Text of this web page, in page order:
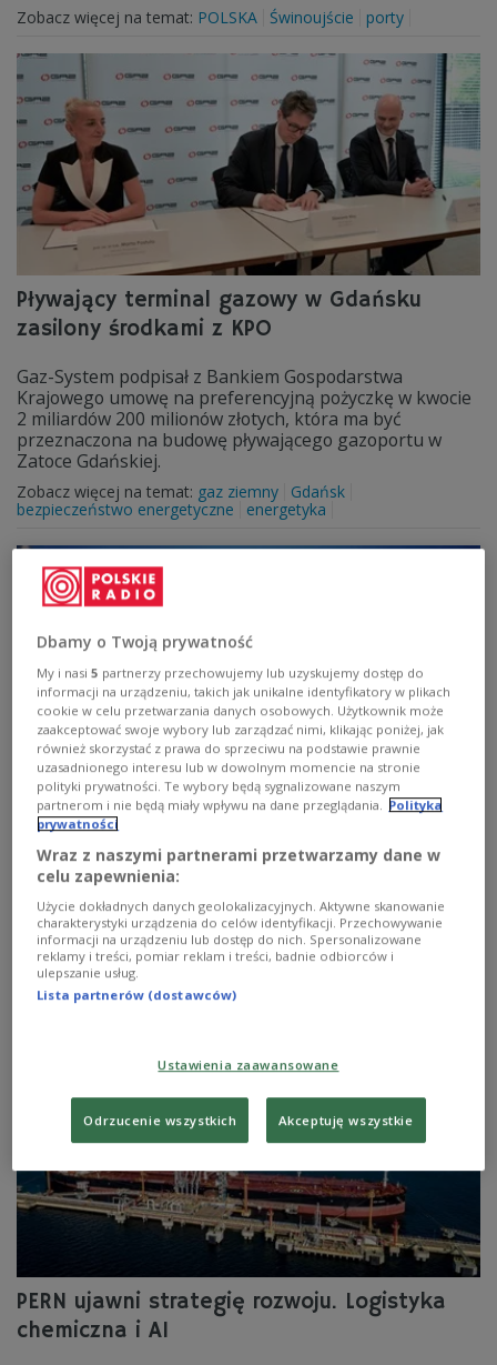
Zobacz więcej na temat: POLSKA Świnoujście porty
Pływający terminal gazowy w Gdańsku
zasilony środkami z KPO
Gaz-System podpisał z Bankiem Gospodarstwa
Krajowego umowę na preferencyjną pożyczkę w kwocie
2 miliardów 200 milionów złotych, która ma być
przeznaczona na budowę pływającego gazoportu w
Zatoce Gdańskiej.
Zobacz więcej na temat: gaz ziemny
Gdańsk
bezpieczeństwo energetyczne
energetyka
Jest zielone światło na rozbudowę
terminalu w Świnoujściu
Jest decyzja lokalizacyjna dla terminalu kontenerowego
w Świnoujściu - poinformował na portalu X wiceminister
infrastruktury Arkadiusz Marchewka. Jak zaznaczył, "to
kolejny krok przybliżający nas do cumowania
pierwszego kontenerowca w terminalu".
Zobacz więcej na temat:
kontenery
transport logistyka
PERN ujawni strategię rozwoju. Logistyka
chemiczna i AI
Dbamy o Twoją prywatność
My i nasi5 partnerzy przechowujemy lub uzyskujemy dostęp do
informacji na urządzeniu, takich jak unikalne identyfikatory w plikach
cookie w celu przetwarzania danych osobowych. Użytkownik może
zaakceptować swoje wybory lub zarządzać nimi, klikając poniżej, jak
również skorzystać z prawa do sprzeciwu na podstawie prawnie
uzasadnionego interesu lub w dowolnym momencie na stronie
polityki prywatności. Te wybory będą sygnalizowane naszym
partnerom i nie będą miały wpływu na dane przeglądania.
Polityka
prywatności
Wraz z naszymi partnerami przetwarzamy dane w
celu zapewnienia:
Użycie dokładnych danych geolokalizacyjnych. Aktywne skanowanie
charakterystyki urządzenia do celów identyfikacji. Przechowywanie
informacji na urządzeniu lub dostęp do nich. Spersonalizowane
reklamy i treści, pomiar reklam i treści, badnie odbiorców i
ulepszanie usług.
Lista partnerów (dostawców)
Ustawienia zaawansowane
Odrzucenie wszystkich Akceptuję wszystkie